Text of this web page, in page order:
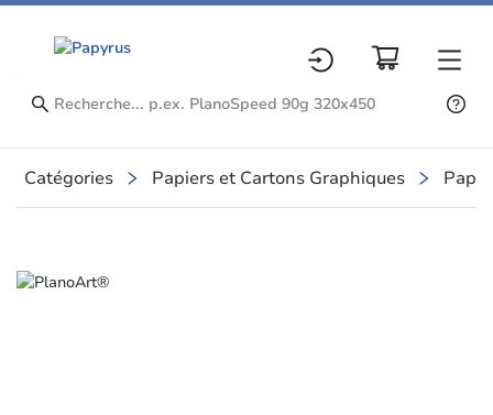
Catégories Papiers et Cartons Graphiques
Slide 1 of 1